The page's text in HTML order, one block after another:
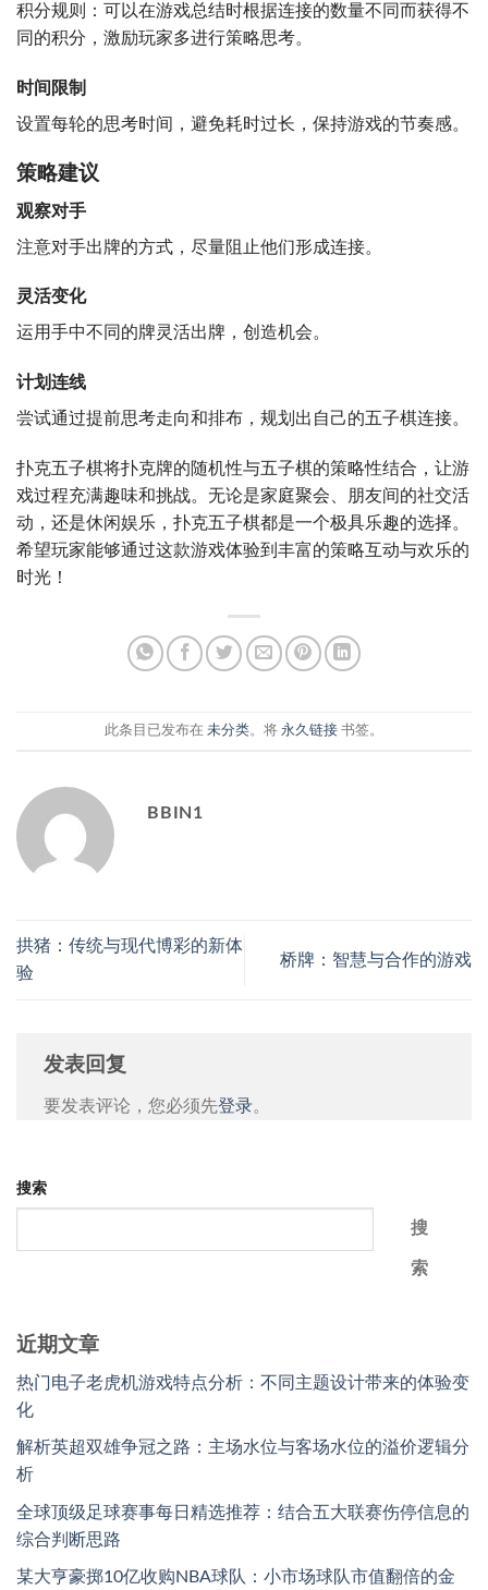
积分规则：可以在游戏总结时根据连接的数量不同而获得不
同的积分，激励玩家多进行策略思考。
时间限制
设置每轮的思考时间，避免耗时过长，保持游戏的节奏感。
策略建议
观察对手
注意对手出牌的方式，尽量阻止他们形成连接。
灵活变化
运用手中不同的牌灵活出牌，创造机会。
计划连线
尝试通过提前思考走向和排布，规划出自己的五子棋连接。
扑克五子棋将扑克牌的随机性与五子棋的策略性结合，让游
戏过程充满趣味和挑战。无论是家庭聚会、朋友间的社交活
动，还是休闲娱乐，扑克五子棋都是一个极具乐趣的选择。
希望玩家能够通过这款游戏体验到丰富的策略互动与欢乐的
时光！
此条目已发布在 未分类。将 永久链接 书签。
BBIN1
拱猪：传统与现代博彩的新体
验
桥牌：智慧与合作的游戏
发表回复
要发表评论，您必须先登录。
搜索
搜
索
近期文章
热门电子老虎机游戏特点分析：不同主题设计带来的体验变
化
解析英超双雄争冠之路：主场水位与客场水位的溢价逻辑分
析
全球顶级足球赛事每日精选推荐：结合五大联赛伤停信息的
综合判断思路
某大亨豪掷10亿收购NBA球队：小市场球队市值翻倍的金